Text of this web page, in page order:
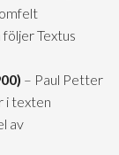
Textus
– Paul Petter
i texten
av